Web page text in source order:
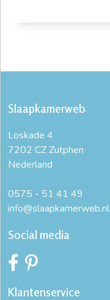
Slaapkamerweb
Loskade 4
7202 CZ Zutphen
Nederland
0575 - 51 41 49
info@slaapkamerweb.nl
Social media
Klantenservice